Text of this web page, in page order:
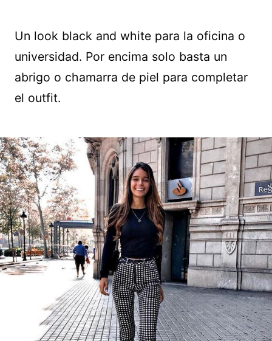
Un look black and white para la oficina o
universidad. Por encima solo basta un
abrigo o chamarra de piel para completar
el outfit.